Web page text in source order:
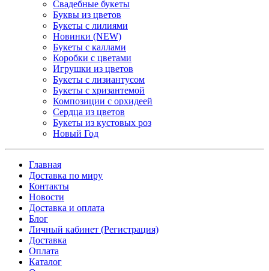
Свадебные букеты
Буквы из цветов
Букеты с лилиями
Новинки (NEW)
Букеты с каллами
Коробки с цветами
Игрушки из цветов
Букеты с лизиантусом
Букеты с хризантемой
Композиции с орхидеей
Сердца из цветов
Букеты из кустовых роз
Новый Год
Главная
Доставка по миру
Контакты
Новости
Доставка и оплата
Блог
Личный кабинет (Регистрация)
Доставка
Оплата
Каталог